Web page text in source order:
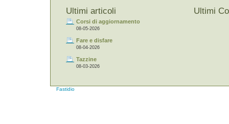
Ultimi articoli
Corsi di aggiornamento
08-05-2026
Fare e disfare
08-04-2026
Tazzine
08-03-2026
Ultimi
Fastidio